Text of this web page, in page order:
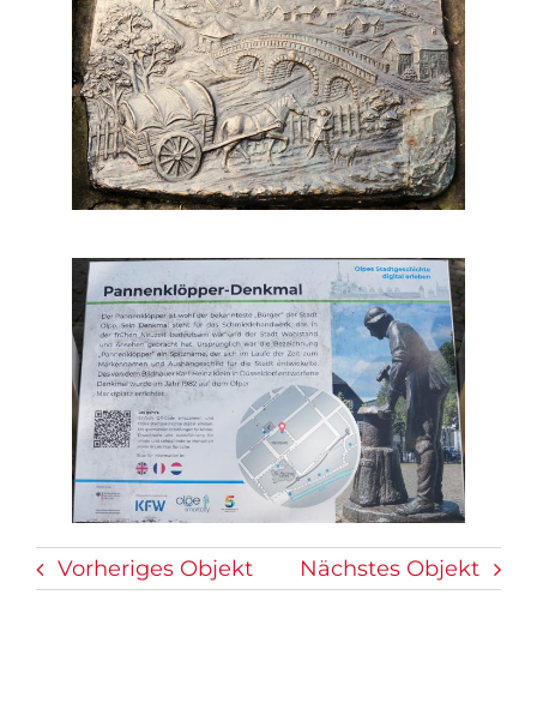
Vorheriges Objekt Nächstes Objekt